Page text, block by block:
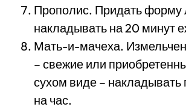
Прополис. Придать форму
накладывать на 20 минут
Мать-и-мачеха.
– свежие или
сухом виде – накладывать
на час.